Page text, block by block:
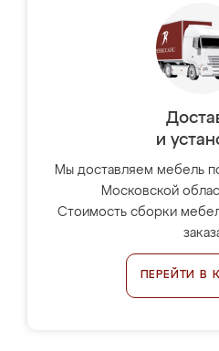
и
Мы доставляем мебель
Московской
Стоимость сборки
ПЕРЕЙТИ В